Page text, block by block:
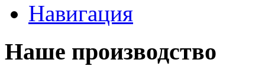
Навигация
Наше производство